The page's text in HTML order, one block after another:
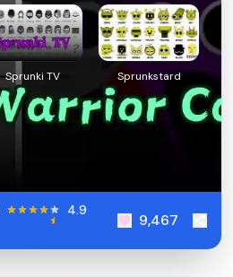
Sprunki TV Sprunkstard
4.9
9,467